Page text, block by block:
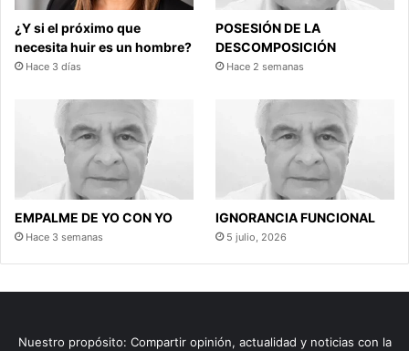
¿Y si el próximo que
necesita huir es un hombre?
Hace 3 días
POSESIÓN DE LA
DESCOMPOSICIÓN
Hace 2 semanas
EMPALME DE YO CON YO
Hace 3 semanas
IGNORANCIA FUNCIONAL
5 julio, 2026
Nuestro propósito: Compartir opinión, actualidad y noticias con la